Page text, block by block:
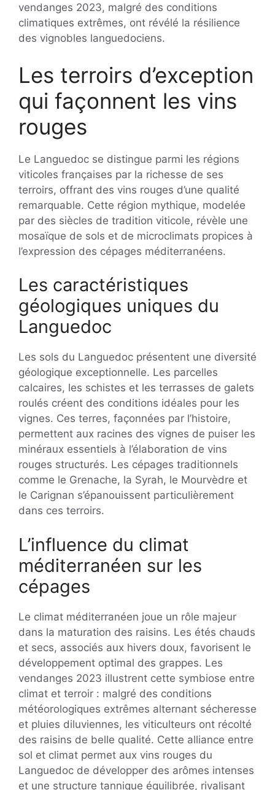
vendanges 2023, malgré des conditions
climatiques extrêmes, ont révélé la résilience
des vignobles languedociens.
Les terroirs d’exception
qui façonnent les vins
rouges
Le Languedoc se distingue parmi les régions
viticoles françaises par la richesse de ses
terroirs, offrant des vins rouges d’une qualité
remarquable. Cette région mythique, modelée
par des siècles de tradition viticole, révèle une
mosaïque de sols et de microclimats propices à
l’expression des cépages méditerranéens.
Les caractéristiques
géologiques uniques du
Languedoc
Les sols du Languedoc présentent une diversité
géologique exceptionnelle. Les parcelles
calcaires, les schistes et les terrasses de galets
roulés créent des conditions idéales pour les
vignes. Ces terres, façonnées par l’histoire,
permettent aux racines des vignes de puiser les
minéraux essentiels à l’élaboration de vins
rouges structurés. Les cépages traditionnels
comme le Grenache, la Syrah, le Mourvèdre et
le Carignan s’épanouissent particulièrement
dans ces terroirs.
L’influence du climat
méditerranéen sur les
cépages
Le climat méditerranéen joue un rôle majeur
dans la maturation des raisins. Les étés chauds
et secs, associés aux hivers doux, favorisent le
développement optimal des grappes. Les
vendanges 2023 illustrent cette symbiose entre
climat et terroir : malgré des conditions
météorologiques extrêmes alternant sécheresse
et pluies diluviennes, les viticulteurs ont récolté
des raisins de belle qualité. Cette alliance entre
sol et climat permet aux vins rouges du
Languedoc de développer des arômes intenses
et une structure tannique équilibrée, rivalisant